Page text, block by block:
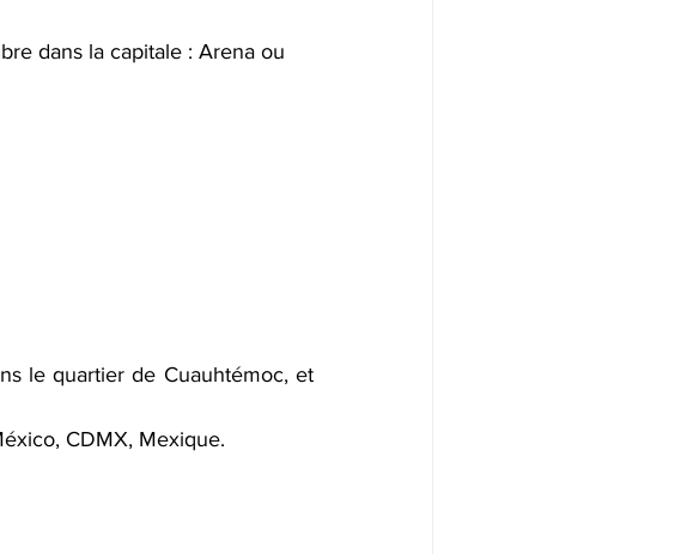
dans la capitale : Arena ou
le quartier de Cuauhtémoc, et
CDMX, Mexique.